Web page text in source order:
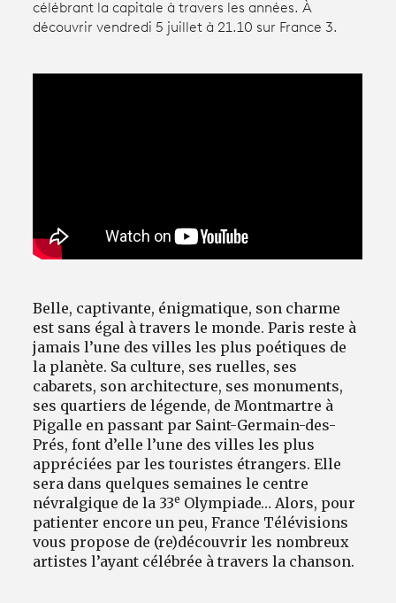
Avantages fidélité
célébrant la capitale à travers les années. À
découvrir vendredi 5 juillet à 21.10 sur France 3.
Belle, captivante, énigmatique, son charme
est sans égal à travers le monde. Paris reste à
jamais l’une des villes les plus poétiques de
la planète. Sa culture, ses ruelles, ses
cabarets, son architecture, ses monuments,
ses quartiers de légende, de Montmartre à
Pigalle en passant par Saint-Germain-des-
Prés, font d’elle l’une des villes les plus
appréciées par les touristes étrangers. Elle
sera dans quelques semaines le centre
névralgique de la 33e Olympiade… Alors, pour
patienter encore un peu, France Télévisions
vous propose de (re)découvrir les nombreux
artistes l’ayant célébrée à travers la chanson.